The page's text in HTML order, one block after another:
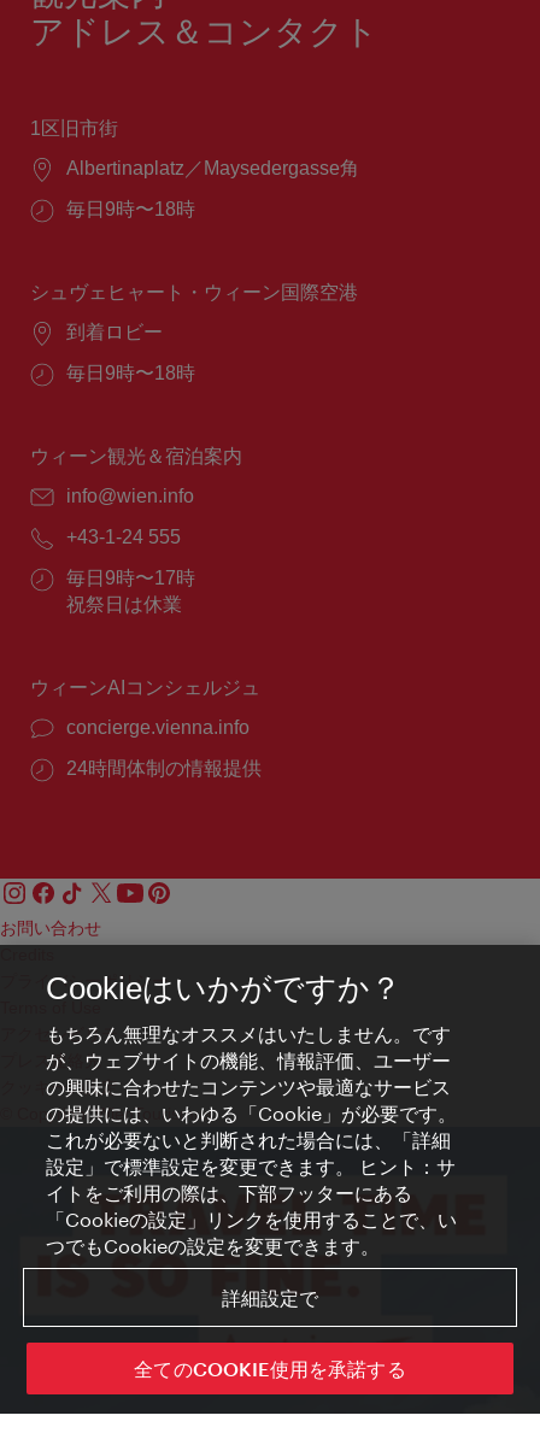
アドレス＆コンタクト
1区旧市街
場
Albertinaplatz／Maysedergasse角
営
間：
毎日9時〜18時
シュヴェヒャート・ウィーン国際空港
場
到着ロビー
営
間：
毎日9時〜18時
ウィーン観光＆宿泊案内
E
ー
ル：
info@wien.info
電
番
号：
+43-1-24 555
営
業
毎日9時〜17時
祝祭日は休業
ウィーンAIコンシェルジュ
concierge.vienna.info
24時間体制の情報提供
お問い合わせ
プライバシーポリシー
アクセシビリティ
プレス連絡先
クッキーの設定
© Copyright WienTourismus
Cookieはいかがですか？
もちろん無理なオススメはいたしません。です
が、ウェブサイトの機能、情報評価、ユーザー
の興味に合わせたコンテンツや最適なサービス
の提供には、いわゆる「Cookie」が必要です。
これが必要ないと判断された場合には、「詳細
設定」で標準設定を変更できます。 ヒント：サ
イトをご利用の際は、下部フッターにある
「Cookieの設定」リンクを使用することで、い
つでもCookieの設定を変更できます。
詳細設定で
全てのCOOKIE使用を承諾する